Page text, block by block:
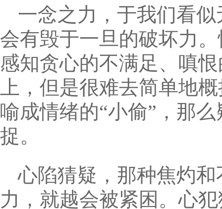
一念之力，于我们看
会有毁于一旦的破坏力
感知贪心的不满足、嗔
上，但是很难去简单地
喻成情绪的“小偷”，那
捉。
心陷猜疑，那种焦灼
力，就越会被紧困。心